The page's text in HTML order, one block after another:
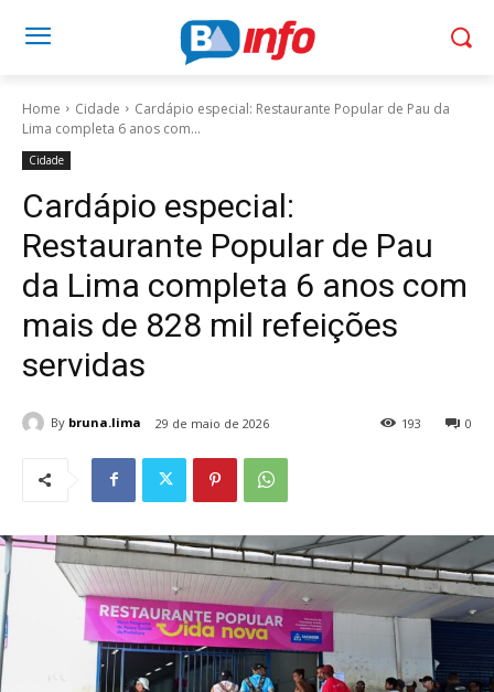
Home Cidade
Cardápio especial: Restaurante Popular de Pau da
Lima completa 6 anos com...
Cidade
Cardápio especial:
Restaurante Popular de Pau
da Lima completa 6 anos com
mais de 828 mil refeições
servidas
By bruna.lima 29 de maio de 2026 0
193